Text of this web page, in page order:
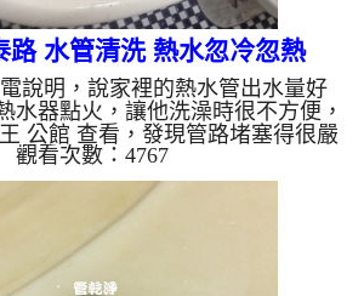
路 水管清洗 熱水忽冷忽熱
說明，說家裡的熱水管出水量好
水器點火，讓他洗澡時很不方便，
公館 查看，發現管路堵塞得很嚴
起 水管清洗機 ，開始 清洗水管 ，
如下圖及影片，王先生 覺得很不
約兩小時後，出水量變大， 王先生
清洗水管, 水管清洗, 洗水管, 熱水
忽冷忽熱, 洗管路, 清管路 ...
觀看次數：4767